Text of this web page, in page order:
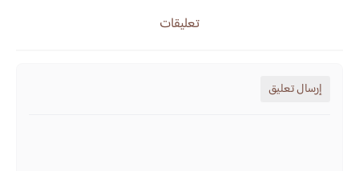
تعليقات
إرسال تعليق